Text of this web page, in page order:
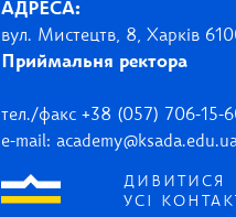
АДРЕСА:
вул. Мистецтв, 8, Харків
Приймальня ректора
тел./факс +38 (057) 706-15-
e-mail:
ДИВИТИСЯ
УСІ